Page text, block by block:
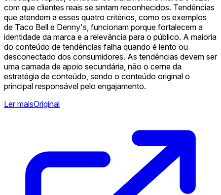
com que clientes reais se sintam reconhecidos. Tendências
que atendem a esses quatro critérios, como os exemplos
de Taco Bell e Denny's, funcionam porque fortalecem a
identidade da marca e a relevância para o público. A maioria
do conteúdo de tendências falha quando é lento ou
desconectado dos consumidores. As tendências devem ser
uma camada de apoio secundária, não o cerne da
estratégia de conteúdo, sendo o conteúdo original o
principal responsável pelo engajamento.
Ler maisOriginal